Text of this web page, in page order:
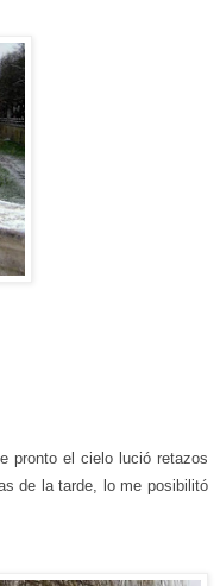
pronto el cielo lució retazos
de la tarde, lo me posibilitó